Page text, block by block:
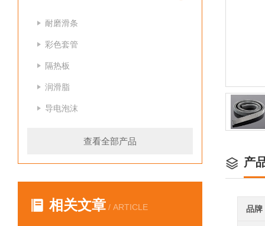
耐磨滑条
彩色套管
隔热板
润滑脂
导电泡沫
查看全部产品
相关文章 / ARTICLE
产
品牌